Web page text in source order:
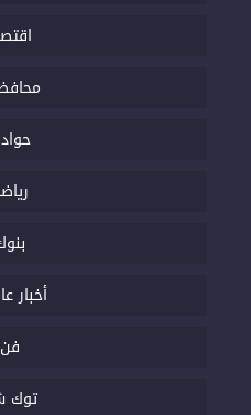
أخبار
فن
توك